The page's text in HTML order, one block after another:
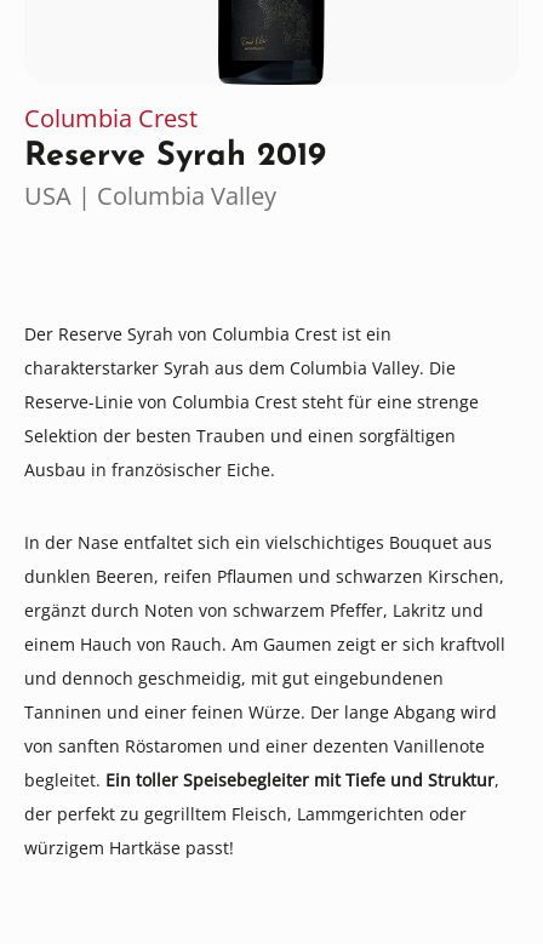
Columbia Crest
Reserve Syrah 2019
USA | Columbia Valley
Der Reserve Syrah von Columbia Crest ist ein
charakterstarker Syrah aus dem Columbia Valley. Die
Reserve-Linie von Columbia Crest steht für eine strenge
Selektion der besten Trauben und einen sorgfältigen
Ausbau in französischer Eiche.
In der Nase entfaltet sich ein vielschichtiges Bouquet aus
dunklen Beeren, reifen Pflaumen und schwarzen Kirschen,
ergänzt durch Noten von schwarzem Pfeffer, Lakritz und
einem Hauch von Rauch. Am Gaumen zeigt er sich kraftvoll
und dennoch geschmeidig, mit gut eingebundenen
Tanninen und einer feinen Würze. Der lange Abgang wird
von sanften Röstaromen und einer dezenten Vanillenote
begleitet. Ein toller Speisebegleiter mit Tiefe und Struktur,
der perfekt zu gegrilltem Fleisch, Lammgerichten oder
würzigem Hartkäse passt!